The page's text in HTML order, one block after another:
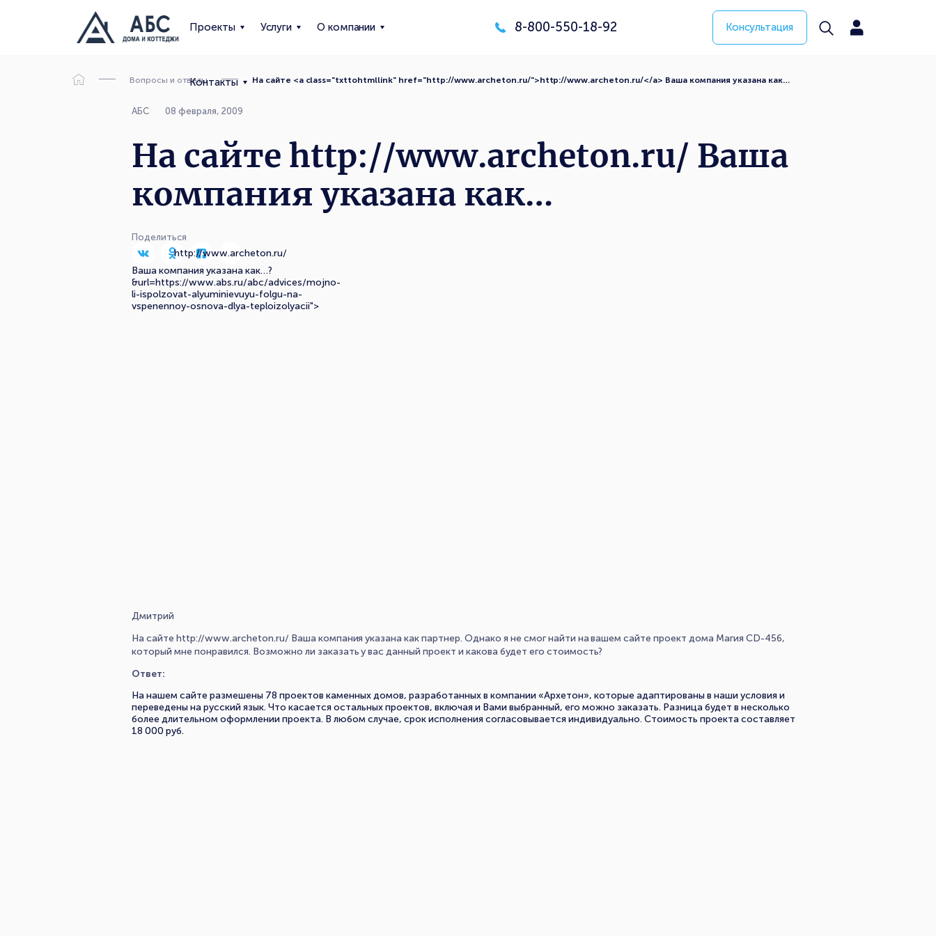
Проекты Услуги О компании
Контакты
8-800-550-18-92 Консультация
Вопросы и ответы На сайте <a class="txttohtmllink" href="http://www.archeton.ru/">http://www.archeton.ru/</a> Ваша компания указана как…
АБС 08 февраля, 2009
На сайтеhttp://www.archeton.ru/ Ваша
компания указана как…
Поделиться
http://www.archeton.ru/
Ваша компания указана как…?
&url=https://www.abs.ru/abc/advices/mojno-
li-ispolzovat-alyuminievuyu-folgu-na-
vspenennoy-osnova-dlya-teploizolyacii">
Дмитрий
На сайте http://www.archeton.ru/ Ваша компания указана как партнер. Однако я не смог найти на вашем сайте проект дома Магия CD-456,
который мне понравился. Возможно ли заказать у вас данный проект и какова будет его стоимость?
Ответ:
На нашем сайте размешены 78 проектов каменных домов, разработанных в компании «Архетон», которые адаптированы в наши условия и
переведены на русский язык. Что касается остальных проектов, включая и Вами выбранный, его можно заказать. Разница будет в несколько
более длительном оформлении проекта. В любом случае, срок исполнения согласовывается индивидуально. Стоимость проекта составляет
18 000 руб.